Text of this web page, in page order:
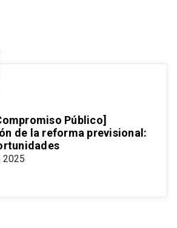
Público]
de la reforma previsional:
2025